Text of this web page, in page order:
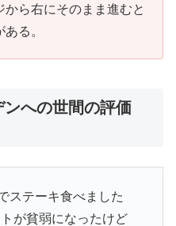
から右にそのまま進むと
る。
ンへの世間の評価
ステーキ食べました
が貧弱になったけど